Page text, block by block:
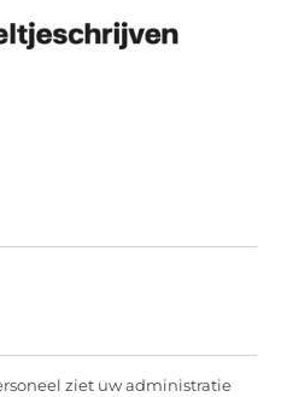
ziet uw administratie